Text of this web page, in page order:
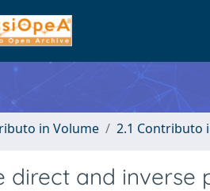
in Volume 2.1 Contributo
direct and inverse